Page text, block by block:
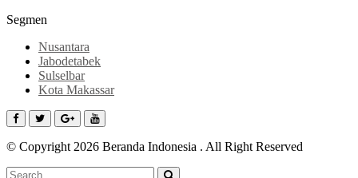
Segmen
Nusantara
Jabodetabek
Sulselbar
Kota Makassar
© Copyright 2026 Beranda Indonesia . All Right Reserved